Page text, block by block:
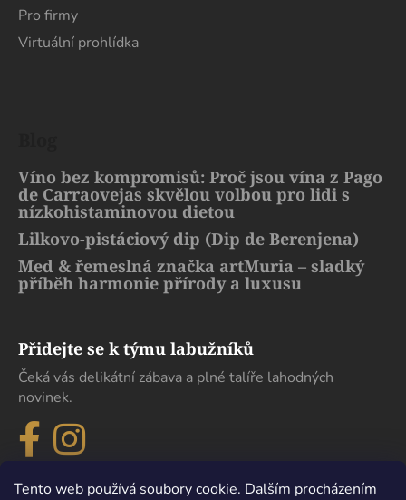
Tento web používá soubory cookie. Dalším procházením
Pro firmy
Virtuální prohlídka
Víno bez kompromisů: Proč jsou vína z Pago
de Carraovejas skvělou volbou pro lidi s
nízkohistaminovou dietou
Lilkovo-pistáciový dip (Dip de Berenjena)
Med & řemeslná značka artMuria – sladký
příběh harmonie přírody a luxusu
Přidejte se k týmu labužníků
Čeká vás delikátní zábava a plné talíře lahodných
novinek.